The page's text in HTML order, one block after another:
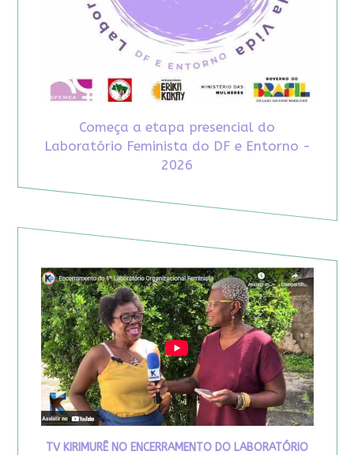
Começa a etapa presencial do
Laboratório Feminista do DF e Entorno -
2026
TV KIRIMURÊ NO ENCERRAMENTO DO LABORATÓRIO